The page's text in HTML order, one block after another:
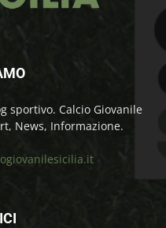
sportivo. Calcio Giovanile
News, Informazione.